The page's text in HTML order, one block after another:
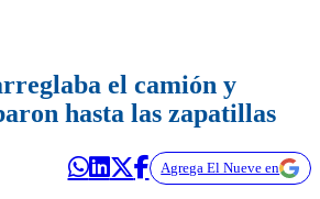
el camión y
hasta las zapatillas
Agrega El Nueve en